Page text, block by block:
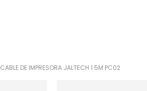
CABLE DE IMPRESORA JALTECH 1.5M PC02